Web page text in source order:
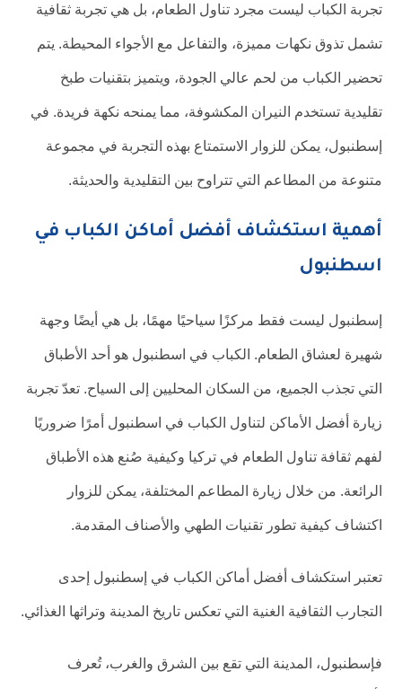
تجربة الكباب ليست مجرد تناول الطعام، بل هي تجربة ثقافية
تشمل تذوق نكهات مميزة، والتفاعل مع الأجواء المحيطة. يتم
تحضير الكباب من لحم عالي الجودة، ويتميز بتقنيات طبخ
تقليدية تستخدم النيران المكشوفة، مما يمنحه نكهة فريدة. في
إسطنبول، يمكن للزوار الاستمتاع بهذه التجربة في مجموعة
متنوعة من المطاعم التي تتراوح بين التقليدية والحديثة.
أهمية استكشاف أفضل أماكن الكباب في
اسطنبول
إسطنبول ليست فقط مركزًا سياحيًا مهمًا، بل هي أيضًا وجهة
شهيرة لعشاق الطعام. الكباب في اسطنبول هو أحد الأطباق
التي تجذب الجميع، من السكان المحليين إلى السياح. تعدّ تجربة
زيارة أفضل الأماكن لتناول الكباب في اسطنبول أمرًا ضروريًا
لفهم ثقافة تناول الطعام في تركيا وكيفية صُنع هذه الأطباق
الرائعة. من خلال زيارة المطاعم المختلفة، يمكن للزوار
اكتشاف كيفية تطور تقنيات الطهي والأصناف المقدمة.
تعتبر استكشاف أفضل أماكن الكباب في إسطنبول إحدى
التجارب الثقافية الغنية التي تعكس تاريخ المدينة وتراثها الغذائي.
فإسطنبول، المدينة التي تقع بين الشرق والغرب، تُعرف